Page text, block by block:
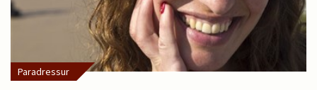
Paradressur